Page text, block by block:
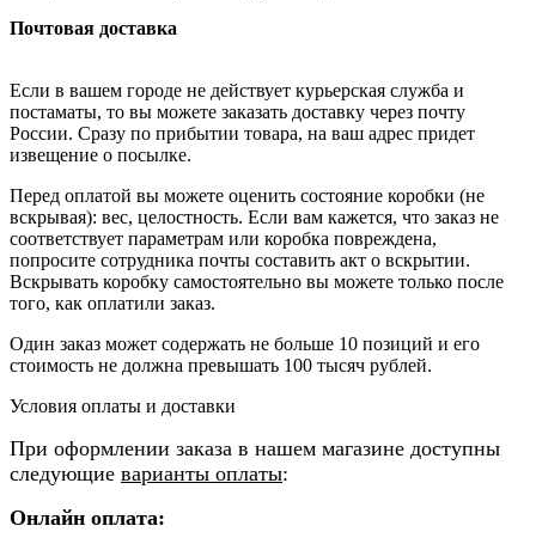
Почтовая доставка
Если в вашем городе не действует курьерская служба и
постаматы, то вы можете заказать доставку через почту
России. Сразу по прибытии товара, на ваш адрес придет
извещение о посылке.
Перед оплатой вы можете оценить состояние коробки (не
вскрывая): вес, целостность. Если вам кажется, что заказ не
соответствует параметрам или коробка повреждена,
попросите сотрудника почты составить акт о вскрытии.
Вскрывать коробку самостоятельно вы можете только после
того, как оплатили заказ.
Один заказ может содержать не больше 10 позиций и его
стоимость не должна превышать 100 тысяч рублей.
Условия оплаты и доставки
При оформлении заказа в нашем магазине доступны
следующие варианты оплаты:
Онлайн оплата: